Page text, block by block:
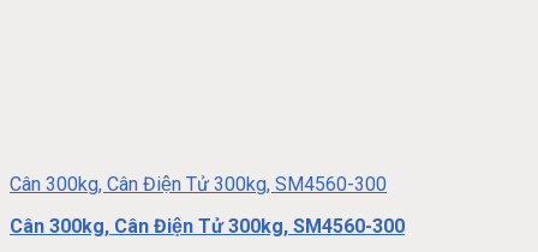
Cân 300kg, Cân Điện Tử 300kg, SM4560-300
Cân 300kg, Cân Điện Tử 300kg, SM4560-300